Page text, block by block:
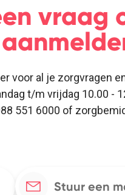
vraag
voor al je zorgvragen
t/m vrijdag 10.00 -
551 6000 of
Stuur een